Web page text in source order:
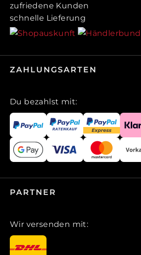
zufriedene Kunden
schnelle Lieferung
ZAHLUNGSARTEN
Du bezahlst mit:
PARTNER
Wir versenden mit: